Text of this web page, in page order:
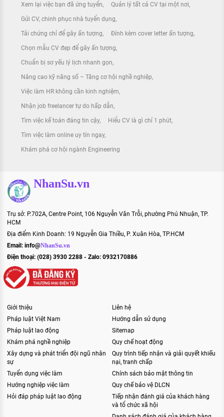
Xem lại việc bạn đã ứng tuyển Quản lý tất cả CV tại một nơi
Gửi CV, chinh phục nhà tuyển dụng
Tải chứng chỉ để gây ấn tượng Đính kèm cover letter ấn tượng
Chọn mẫu CV đẹp để gây ấn tượng
Chuẩn bị sơ yếu lý lịch nhanh gọn
Nâng cao kỹ năng số – Tăng cơ hội nghề nghiệp
Việc làm HR không cần kinh nghiệm
Nhận job freelancer tự do hấp dẫn
Tìm việc kế toán đáng tin cậy Hiểu CV là gì chỉ 1 phút
Tìm việc làm online uy tín ngay
Khám phá cơ hội ngành Engineering
NhanSu.vn
Trụ sở: P.702A, Centre Point, 106 Nguyễn Văn Trỗi, phường Phú Nhuận, TP.
HCM
Địa điểm Kinh Doanh: 19 Nguyễn Gia Thiều, P. Xuân Hòa, TP.HCM
Email: info@NhanSu.vn
Điện thoại: (028) 3930 2288 - Zalo: 0932170886
Giới thiệu
Pháp luật Việt Nam
Pháp luật lao động
Khám phá nghề nghiệp
Xây dựng và phát triển đội ngũ nhân
sự
Tuyển dụng việc làm
Hướng nghiệp việc làm
Hỏi đáp pháp luật lao động
Liên hệ
Hướng dẫn sử dụng
Sitemap
Quy chế hoạt động
Quy trình tiếp nhận và giải quyết khiếu
nại, tranh chấp
Chính sách bảo mật thông tin
Quy chế bảo vệ DLCN
Tiếp nhận đánh giá của khách hàng
và tổ chức xã hội